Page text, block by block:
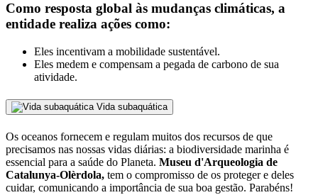
Como resposta global às mudanças climáticas, a
entidade realiza ações como:
Eles incentivam a mobilidade sustentável.
Eles medem e compensam a pegada de carbono de sua
atividade.
Vida subaquática
Os oceanos fornecem e regulam muitos dos recursos de que
precisamos nas nossas vidas diárias: a biodiversidade marinha é
essencial para a saúde do Planeta. Museu d'Arqueologia de
Catalunya-Olèrdola, tem o compromisso de os proteger e deles
cuidar, comunicando a importância de sua boa gestão. Parabéns!